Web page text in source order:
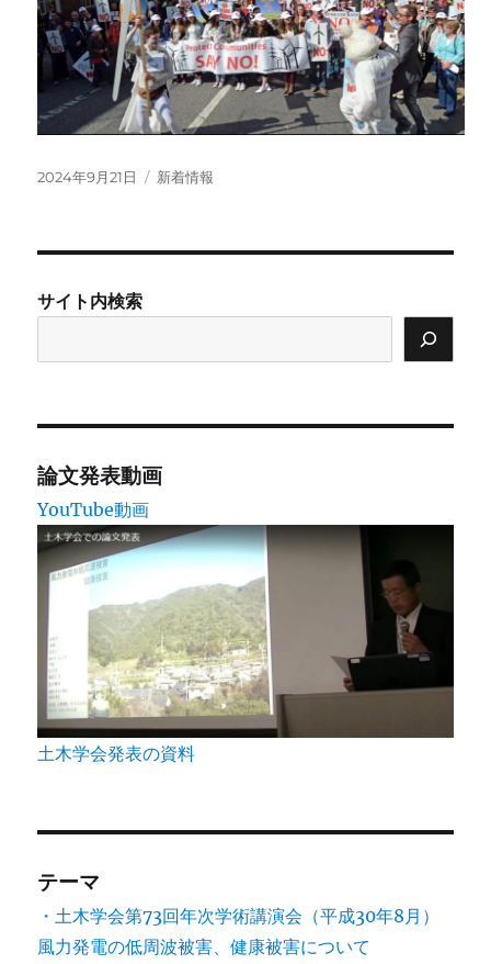
投
2024年9月21日
カ
新着情報
サイト内検索
論文発表動画
YouTube動画
土木学会発表の資料
テーマ
・土木学会第73回年次学術講演会（平成30年8月）
風力発電の低周波被害、健康被害について